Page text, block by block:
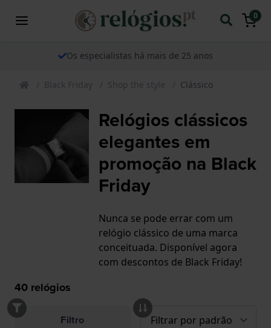
0
Os especialistas há mais de 25 anos
Black Friday Shop the style Clássico
Relógios clássicos
elegantes em
promoção na Black
Friday
Nunca se pode errar com um
relógio clássico de uma marca
conceituada. Disponível agora
com descontos de Black Friday!
40 relógios
Filtro